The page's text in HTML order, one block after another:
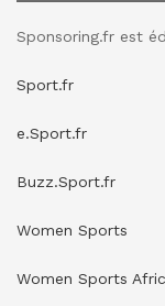
Sponsoring.fr est
Sport.fr
e.Sport.fr
Buzz.Sport.fr
Women Sports
Women Sports